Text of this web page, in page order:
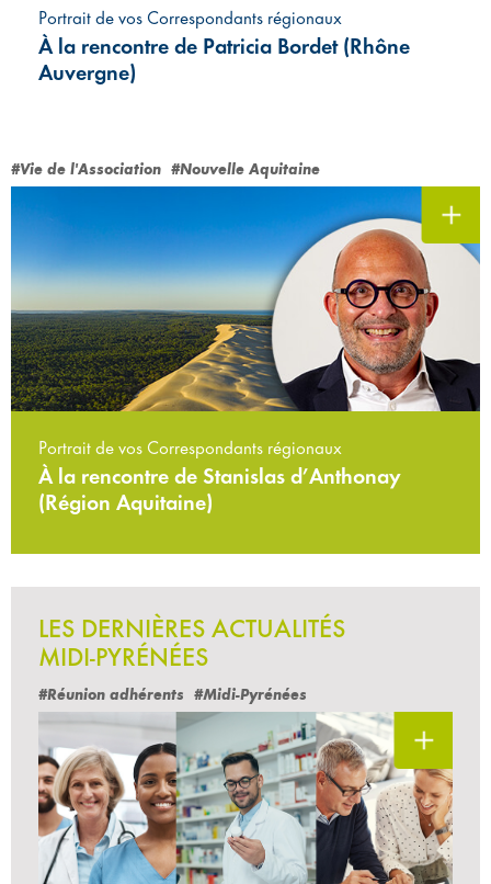
Portrait de vos Correspondants régionaux
À la rencontre de Patricia Bordet (Rhône
Auvergne)
#Vie de l'Association #Nouvelle Aquitaine
Portrait de vos Correspondants régionaux
À la rencontre de Stanislas d’Anthonay
(Région Aquitaine)
LES DERNIÈRES ACTUALITÉS
MIDI-PYRÉNÉES
#Réunion adhérents #Midi-Pyrénées